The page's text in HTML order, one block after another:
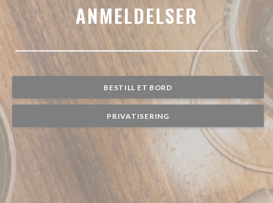
ANMELDELSER
BESTILL ET BORD
PRIVATISERING